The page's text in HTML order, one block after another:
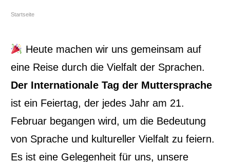
Startseite
Heute machen wir uns gemeinsam auf
eine Reise durch die Vielfalt der Sprachen.
Der Internationale Tag der Muttersprache
ist ein Feiertag, der jedes Jahr am 21.
Februar begangen wird, um die Bedeutung
von Sprache und kultureller Vielfalt zu feiern.
Es ist eine Gelegenheit für uns, unsere